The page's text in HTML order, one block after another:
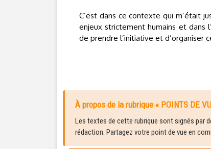
C’est dans ce contexte qui m’était
enjeux strictement humains et dans
de prendre l’initiative et d’organiser
À propos de la rubrique « POINTS DE
Les textes de cette rubrique sont signés par
rédaction. Partagez votre point de vue en